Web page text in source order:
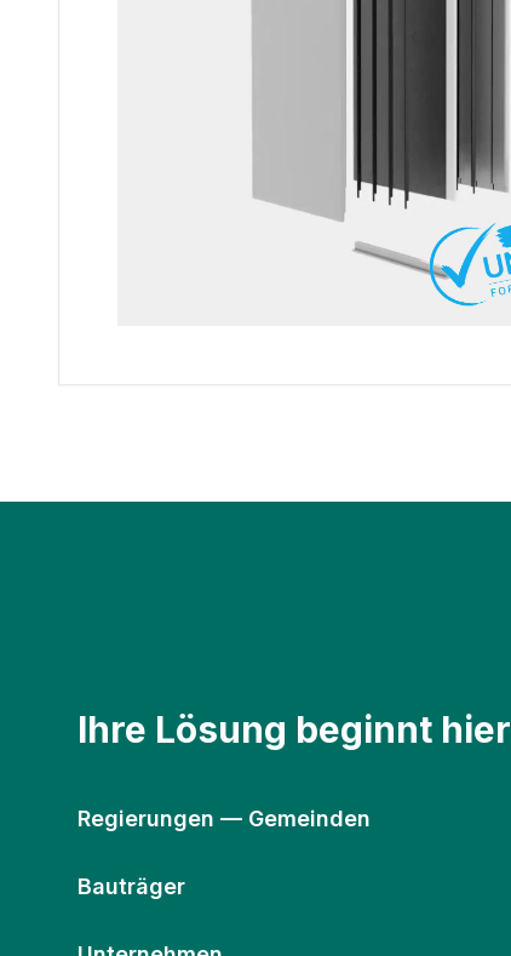
Ihre Lösung beginnt hier
Regierungen — Gemeinden
Bauträger